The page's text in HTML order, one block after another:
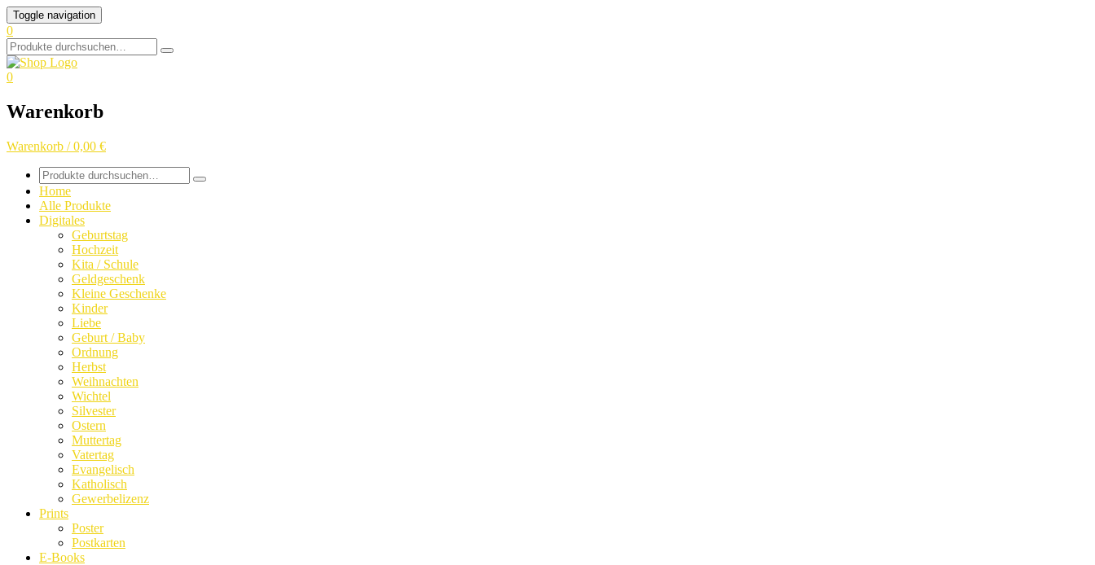
Skip
to
content
Toggle navigation
0
Search
for:
0
Warenkorb
Warenkorb / 0,00 €
Search
for:
Home
Alle Produkte
Digitales
Geburtstag
Hochzeit
Kita / Schule
Geldgeschenk
Kleine Geschenke
Kinder
Liebe
Geburt / Baby
Ordnung
Herbst
Weihnachten
Wichtel
Silvester
Ostern
Muttertag
Vatertag
Evangelisch
Katholisch
Gewerbelizenz
Prints
Poster
Postkarten
E-Books